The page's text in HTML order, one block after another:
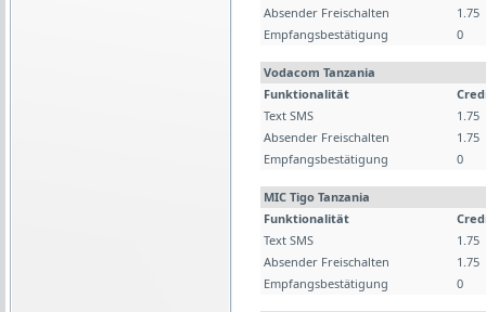
Absender Freischalten
1.75
Empfangsbestätigung
0
Vodacom Tanzania
Funktionalität
Text SMS
1.75
Absender Freischalten
1.75
Empfangsbestätigung
0
MIC Tigo Tanzania
Funktionalität
Text SMS
1.75
Absender Freischalten
1.75
Empfangsbestätigung
0